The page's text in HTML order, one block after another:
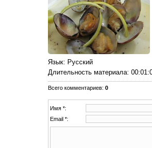
Язык: Русский
Длительность материала:
Всего комментариев: 0
Имя *:
Email *: